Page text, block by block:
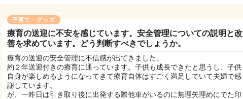
子育て・グッズ
療育の送迎に不安を感じています。安全管理についての説明と改
善を求めています。どう判断すべきでしょうか。
療育の送迎の安全管理に不信感が出てきました。
約２年送迎付きの療育に通っています。子供も成長できたと思うし、子供
自身が楽しめるようになってきて療育自体はすごく満足していて夫婦で感
謝しています。
が、一昨日は引き取り後に出発する際他車がいるのに無理矢理めにでた印